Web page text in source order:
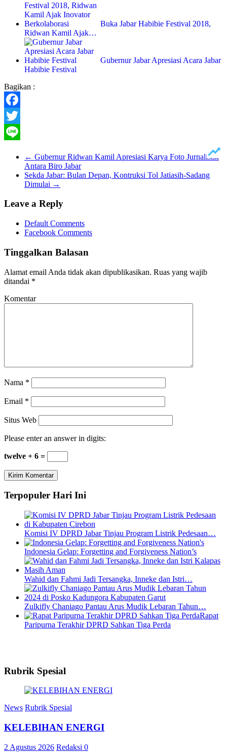
Buka Jabar Habibie Festival 2018,
Ridwan Kamil Ajak…
Gubernur Jabar Apresiasi Acara Jabar
Habibie Festival
Bagikan :
Facebook
Twitter
← Gubernur Ridwan Kamil Apresiasi Karya Foto Jurnalistik
Antara Biro Jabar
Sekda Jabar: Bulan Depan, Kontruksi Tol Jatiasih-Sadang
Dimulai →
Leave a Reply
Default Comments
Facebook Comments
Tinggalkan Balasan
Alamat email Anda tidak akan dipublikasikan. Ruas yang wajib
ditandai *
Komentar
Nama *
Email *
Situs Web
Please enter an answer in digits:
twelve + 6 =
Terpopuler Hari Ini
Komisi IV DPRD Jabar Tinjau Program Listrik Pedesaan…
Indonesia Gelap: Forgetting and Forgiveness Nation’s
Wahid dan Fahmi Jadi Tersangka, Inneke dan Istri…
Zulkifly Chaniago Pantau Arus Mudik Lebaran Tahun…
Rapat
Paripurna Terakhir DPRD Sahkan Tiga Perda
Rubrik Spesial
News Rubrik Spesial
KELEBIHAN ENERGI
2 Agustus 2026 Redaksi 0